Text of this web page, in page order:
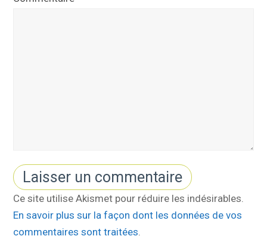
Ce site utilise Akismet pour réduire les indésirables.
En savoir plus sur la façon dont les données de vos
commentaires sont traitées.